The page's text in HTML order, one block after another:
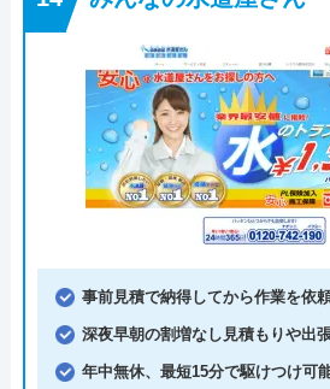
事前見積で納得してから作業を依
深夜早朝の割増なし見積もりや出
年中無休、最短15分で駆けつけ可